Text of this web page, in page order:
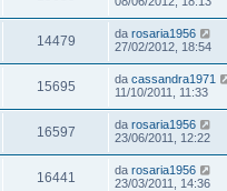
14479 da rosaria1956
27/02/2012, 18:54
15695 da cassandra1971
11/10/2011, 11:33
16597 da rosaria1956
23/06/2011, 12:22
16441 da rosaria1956
23/03/2011, 14:36